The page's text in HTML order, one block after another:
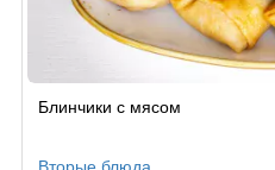
поБлинчики с мясом
Вторые блюда